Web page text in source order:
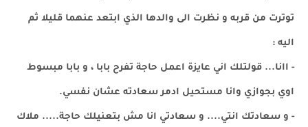
توترت من قربه و نظرت الى والدها الذي ابتعد عنهما قليلا ثم
اليه :
- اانا... قولتلك اني عايزة اعمل حاجة تفرح بابا ، و بابا مبسوط
اوي بجوازي وانا مستحيل ادمر سعادته عشان نفسي.
- و سعادتك انتي.... و سعادتي انا مش بتعنيلك حاجة..... ملاك